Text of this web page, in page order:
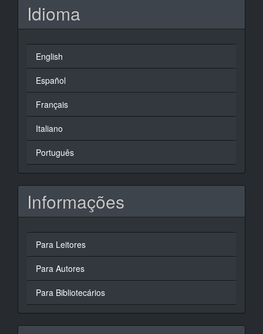
Idioma
English
Español
Français
Italiano
Português
Informações
Para Leitores
Para Autores
Para Bibliotecários